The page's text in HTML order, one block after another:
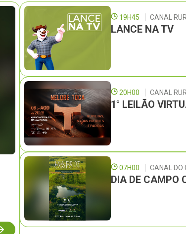
19H45 CANAL
LANCE NA TV
20H00 CANAL
1° LEILÃO
07H00 CANAL DO
DIA DE CAMPO